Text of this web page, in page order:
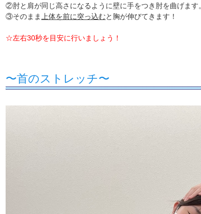
②肘と肩が同じ高さになるように壁に手をつき肘を曲げます
③そのまま上体を前に突っ込むと胸が伸びてきます！
☆左右30秒を目安に行いましょう！
〜首のストレッチ〜